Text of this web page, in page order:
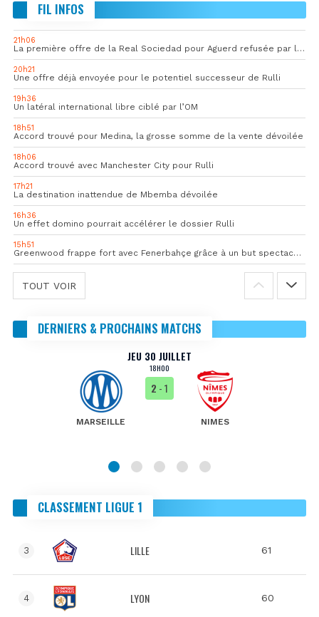
FIL INFOS
21h06
La première offre de la Real Sociedad pour Aguerd refusée par l’OM
20h21
Une offre déjà envoyée pour le potentiel successeur de Rulli
19h36
Un latéral international libre ciblé par l’OM
18h51
Accord trouvé pour Medina, la grosse somme de la vente dévoilée
18h06
Accord trouvé avec Manchester City pour Rulli
17h21
La destination inattendue de Mbemba dévoilée
16h36
Un effet domino pourrait accélérer le dossier Rulli
15h51
Greenwood frappe fort avec Fenerbahçe grâce à un but spectaculaire
TOUT VOIR
DERNIERS & PROCHAINS MATCHS
JEU 30 JUILLET
18H00
MARSEILLE
2 - 1
NIMES
CLASSEMENT LIGUE 1
3 LILLE 61
4 LYON 60